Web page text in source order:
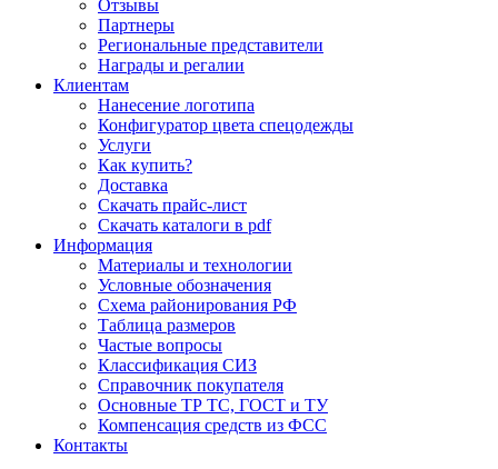
Отзывы
Партнеры
Региональные представители
Награды и регалии
Клиентам
Нанесение логотипа
Конфигуратор цвета спецодежды
Услуги
Как купить?
Доставка
Скачать прайс-лист
Скачать каталоги в pdf
Информация
Материалы и технологии
Условные обозначения
Схема районирования РФ
Таблица размеров
Частые вопросы
Классификация СИЗ
Справочник покупателя
Основные ТР ТС, ГОСТ и ТУ
Компенсация средств из ФСС
Контакты